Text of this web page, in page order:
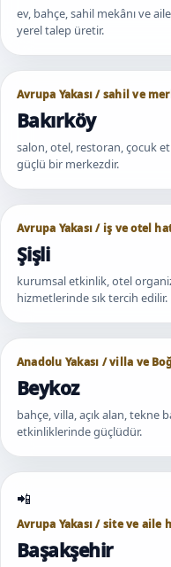
ev, bahçe, sahil mekânı ve
yerel talep üretir.
Avrupa Yakası / sahil ve
Bakırköy
salon, otel, restoran, çocuk
güçlü bir merkezdir.
Avrupa Yakası / iş ve otel
Şişli
kurumsal etkinlik, otel
hizmetlerinde sık tercih edilir.
Anadolu Yakası / villa ve
Beykoz
bahçe, villa, açık alan, tekne
etkinliklerinde güçlüdür.
Avrupa Yakası / site ve aile
Başakşehir